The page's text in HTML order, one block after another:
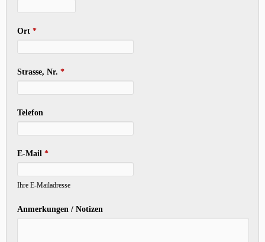
Ort *
Strasse, Nr. *
Telefon
E-Mail *
Ihre E-Mailadresse
Anmerkungen / Notizen